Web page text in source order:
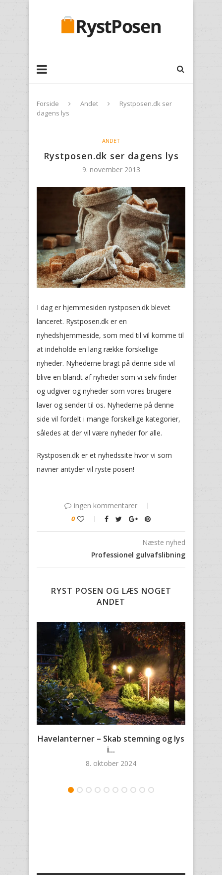
Forside Andet
Rystposen.dk ser
dagens lys
ANDET
Rystposen.dk ser dagens lys
9. november 2013
I dag er hjemmesiden rystposen.dk blevet
lanceret. Rystposen.dk er en
nyhedshjemmeside, som med til vil komme til
at indeholde en lang række forskellige
nyheder. Nyhederne bragt på denne side vil
blive en blandt af nyheder som vi selv finder
og udgiver og nyheder som vores brugere
laver og sender til os. Nyhederne på denne
side vil fordelt i mange forskellige kategorier,
således at der vil være nyheder for alle.
Rystposen.dk er et nyhedssite hvor vi som
navner antyder vil ryste posen!
ingen kommentarer
0
Næste nyhed
Professionel gulvafslibning
RYST POSEN OG LÆS NOGET
ANDET
Havelanterner – Skab stemning og lys
i...
8. oktober 2024